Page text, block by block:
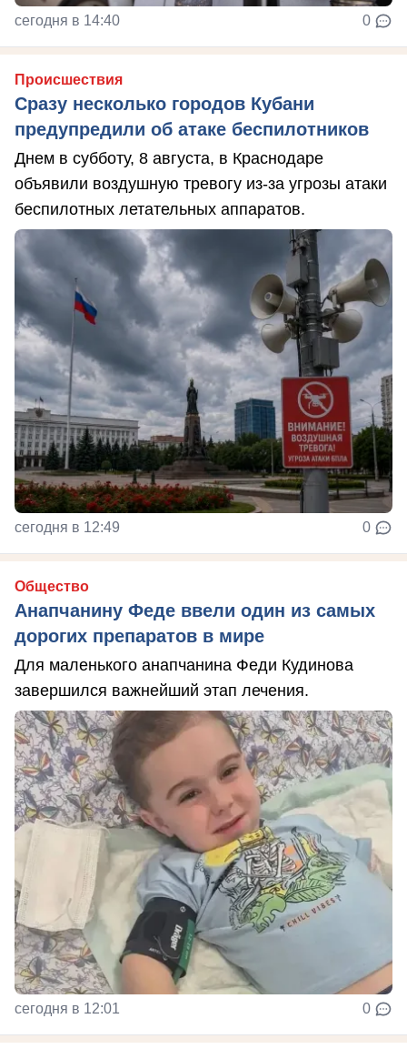
сегодня в 14:40 0
Происшествия
Сразу несколько городов Кубани
предупредили об атаке беспилотников
Днем в субботу, 8 августа, в Краснодаре
объявили воздушную тревогу из-за угрозы атаки
беспилотных летательных аппаратов.
сегодня в 12:49 0
Общество
Анапчанину Феде ввели один из самых
дорогих препаратов в мире
Для маленького анапчанина Феди Кудинова
завершился важнейший этап лечения.
сегодня в 12:01 0